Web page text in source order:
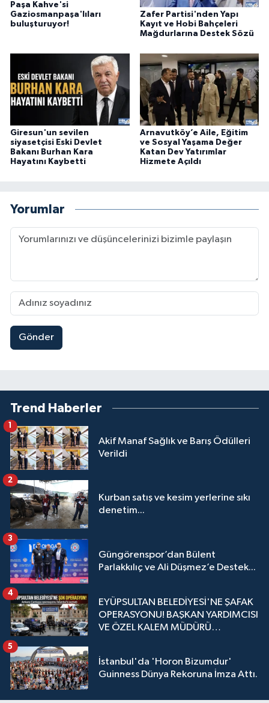
Paşa Kahve'si
Gaziosmanpaşa'lıları
buluşturuyor!
Zafer Partisi'nden Yapı
Kayıt ve Hobi Bahçeleri
Mağdurlarına Destek Sözü
Giresun'un sevilen
siyasetçisi Eski Devlet
Bakanı Burhan Kara
Hayatını Kaybetti
Arnavutköy’e Aile, Eğitim
ve Sosyal Yaşama Değer
Katan Dev Yatırımlar
Hizmete Açıldı
Yorumlar
Gönder
Trend Haberler
Akif Manaf Sağlık ve Barış Ödülleri
Verildi
1
Kurban satış ve kesim yerlerine sıkı
denetim...
2
Güngörenspor’dan Bülent
Parlakkılıç ve Ali Düşmez’e Destek...
3
EYÜPSULTAN BELEDİYESİ'NE ŞAFAK
OPERASYONU! BAŞKAN YARDIMCISI
VE ÖZEL KALEM MÜDÜRÜ
4
İstanbul'da 'Horon Bizumdur'
Guinness Dünya Rekoruna İmza Attı.
5